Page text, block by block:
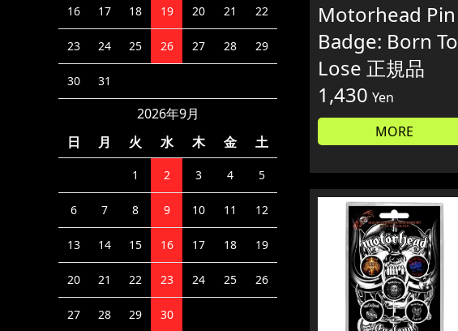
16 17 18 19 20 21 22
23 24 25 26 27 28 29
30 31
2026年9月
日
月 火 水 木 金 土
1 2 3 4 5
6 7 8 9 10 11 12
13 14 15 16 17 18 19
20 21 22 23 24 25 26
27 28 29 30
Motorhead Pin
Badge: Born To
Lose 正規品
1,430 Yen
MORE